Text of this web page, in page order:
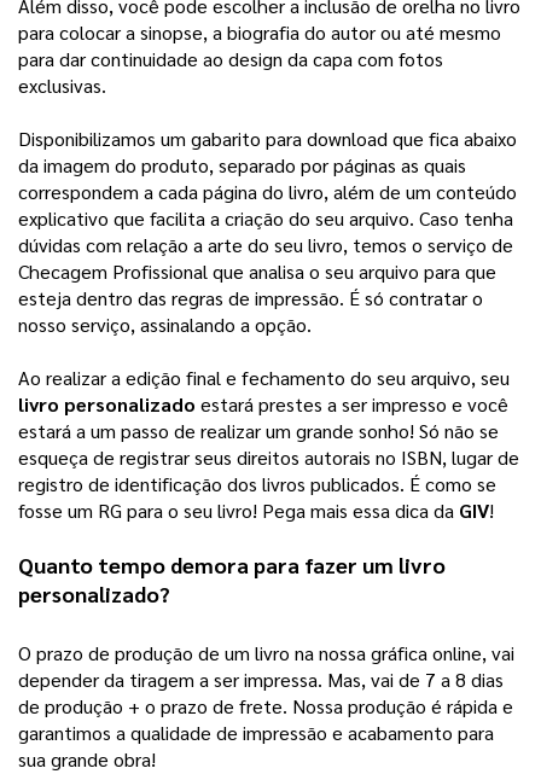
Além disso, você pode escolher a inclusão de orelha no livro
para colocar a sinopse, a biografia do autor ou até mesmo
para dar continuidade ao design da capa com fotos
exclusivas.
Disponibilizamos um gabarito para download que fica abaixo
da imagem do produto, separado por páginas as quais
correspondem a cada página do livro, além de um conteúdo
explicativo que facilita a criação do seu arquivo. Caso tenha
dúvidas com relação a arte do seu livro, temos o serviço de
Checagem Profissional que analisa o seu arquivo para que
esteja dentro das regras de impressão. É só contratar o
nosso serviço, assinalando a opção.
livro personalizado estará prestes a ser impresso e você
estará a um passo de realizar um grande sonho! Só não se
esqueça de registrar seus direitos autorais no ISBN, lugar de
registro de identificação dos livros publicados. É como se
fosse um RG para o seu livro! Pega mais essa dica da GIV!
Quanto tempo demora para fazer um livro
personalizado?
O prazo de produção de um livro na nossa gráfica online, vai
depender da tiragem a ser impressa. Mas, vai de 7 a 8 dias
de produção + o prazo de frete. Nossa produção é rápida e
garantimos a qualidade de impressão e acabamento para
sua grande obra!